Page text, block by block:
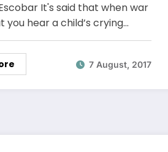
It's said that when war
you hear a child’s crying…
7 August, 2017